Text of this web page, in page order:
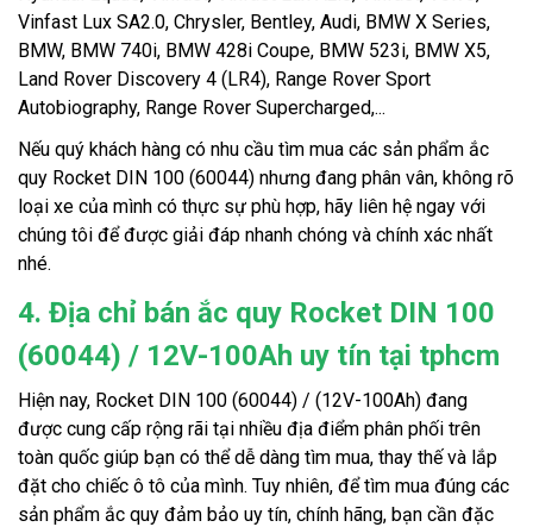
Vinfast Lux SA2.0, Chrysler, Bentley, Audi, BMW X Series,
BMW, BMW 740i, BMW 428i Coupe, BMW 523i, BMW X5,
Land Rover Discovery 4 (LR4), Range Rover Sport
Autobiography, Range Rover Supercharged,...
Nếu quý khách hàng có nhu cầu tìm mua các sản phẩm ắc
quy Rocket DIN 100 (60044) nhưng đang phân vân, không rõ
loại xe của mình có thực sự phù hợp, hãy liên hệ ngay với
chúng tôi để được giải đáp nhanh chóng và chính xác nhất
nhé.
4. Địa chỉ bán ắc quy Rocket DIN 100
(60044) / 12V-100Ah uy tín tại tphcm
Hiện nay, Rocket DIN 100 (60044) / (12V-100Ah) đang
được cung cấp rộng rãi tại nhiều địa điểm phân phối trên
toàn quốc giúp bạn có thể dễ dàng tìm mua, thay thế và lắp
đặt cho chiếc ô tô của mình. Tuy nhiên, để tìm mua đúng các
sản phẩm ắc quy đảm bảo uy tín, chính hãng, bạn cần đặc